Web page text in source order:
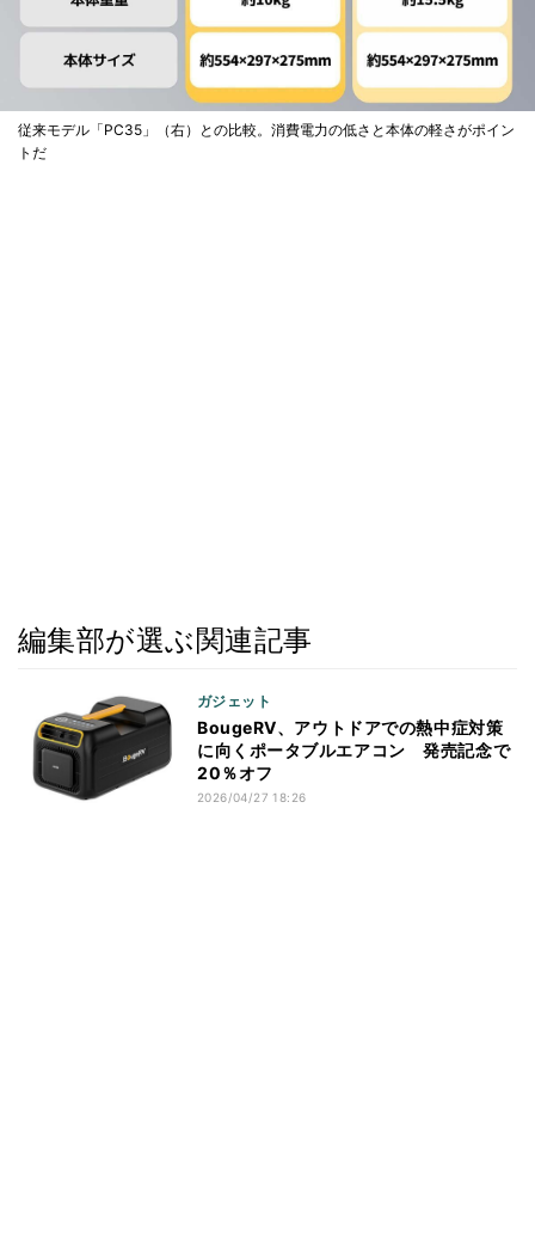
従来モデル「PC35」（右）との比較。消費電力の低さと本体の軽さがポイン
トだ
編集部が選ぶ関連記事
ガジェット
BougeRV、アウトドアでの熱中症対策
に向くポータブルエアコン 発売記念で
20％オフ
2026/04/27 18:26